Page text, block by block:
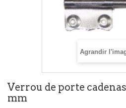
Agrandir
Verrou de porte
mm